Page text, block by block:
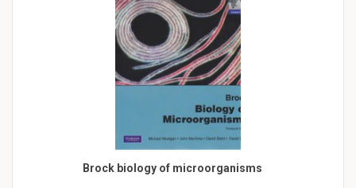
Brock biology of microorganisms